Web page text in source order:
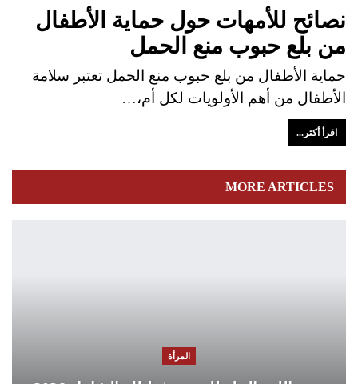
نصائح للأمهات حول حماية الأطفال
من بلع حبوب منع الحمل
حماية الأطفال من بلع حبوب منع الحمل تعتبر سلامة
الأطفال من أهم الأولويات لكل أم،…
اقرأ أكثر...
MORE ARTICLES
المرأة